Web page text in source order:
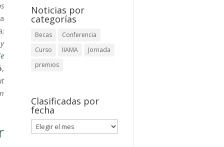
,
Noticias por
categorías
Becas
Conferencia
Curso
IIAMA
Jornada
premios
Clasificadas por
fecha
Clasificadas
por